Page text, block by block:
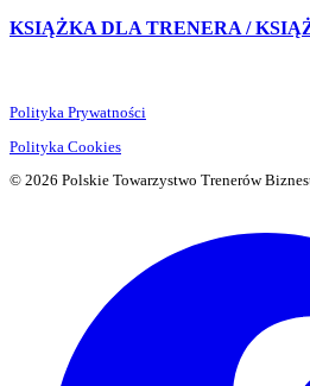
KSIĄŻKA DLA TRENERA /
Polityka Prywatności
Polityka Cookies
© 2026 Polskie Towarzystwo Trenerów